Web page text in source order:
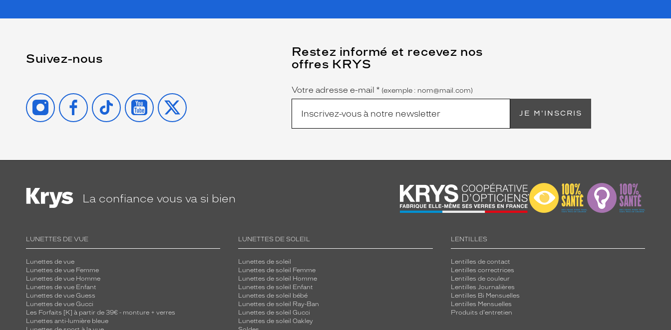
Suivez-nous
INSTAGRAMFACEBOOK
TIKTOK YOUTUBE
X
Restez informé et recevez nos
offres KRYS
Name
Votre adresse e-mail *
(Ce
champ
est
obligatoire)
(exemple : nom@mail.com)
JE M'INSCRIS
La confiance vous va si bien
LUNETTES DE VUE
Lunettes de vue
Lunettes de vue Femme
Lunettes de vue Homme
Lunettes de vue Enfant
Lunettes de vue Guess
Lunettes de vue Gucci
Les Forfaits [K] à partir de 39€ - monture + verres
Lunettes anti-lumière bleue
LUNETTES DE SOLEIL
Lunettes de soleil
Lunettes de soleil Femme
Lunettes de soleil Homme
Lunettes de soleil Enfant
Lunettes de soleil bébé
Lunettes de soleil Ray-Ban
Lunettes de soleil Gucci
Lunettes de soleil Oakley
LENTILLES
Lentilles de contact
Lentilles correctrices
Lentilles de couleur
Lentilles Journalières
Lentilles Bi Mensuelles
Lentilles Mensuelles
Produits d'entretien